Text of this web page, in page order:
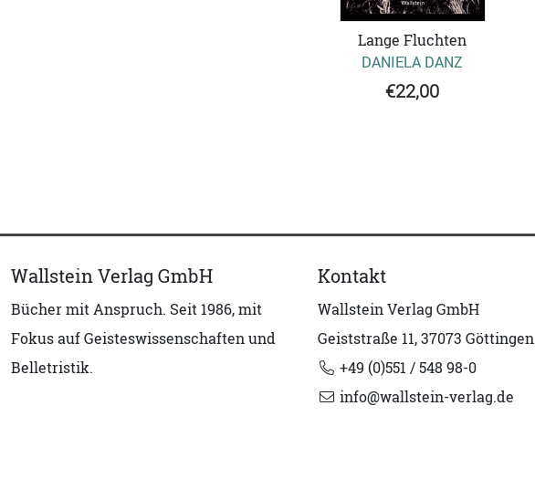
Lange Fluchten
DANIELA DANZ
€22,00
Wallstein Verlag GmbH
Bücher mit Anspruch. Seit 1986, mit
Fokus auf Geisteswissenschaften und
Belletristik.
Kontakt
Wallstein Verlag GmbH
Geiststraße 11, 37073 Göttingen
+49 (0)551 / 548 98-0
info@wallstein-verlag.de